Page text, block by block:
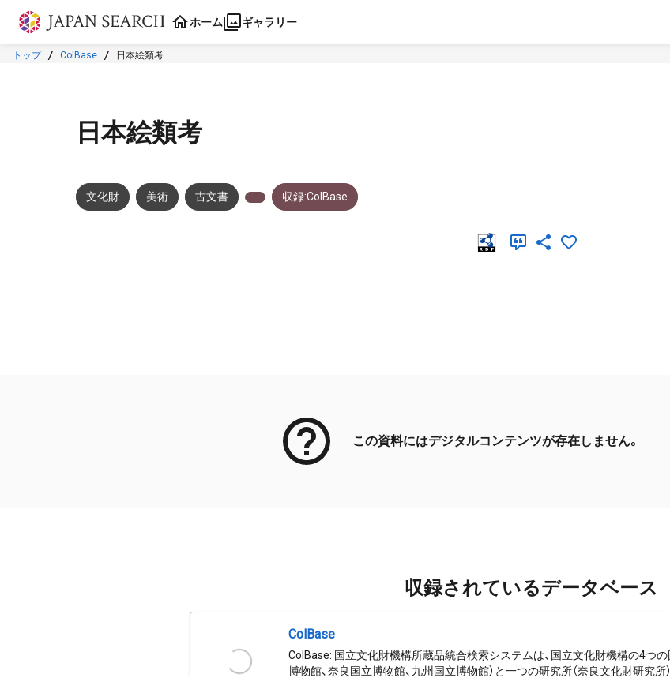
本文に飛ぶ
ホーム ギャラリー
トップ ColBase 日本絵類考
日本絵類考
文化財 美術 古文書 収録:ColBase
この資料にはデジタルコンテンツが存在しません。
収録されているデータベース
ColBase
ColBase: 国立文化財機構所蔵品統合検索システムは、国立文化財機構の4つの
博物館、奈良国立博物館、九州国立博物館）と一つの研究所（奈良文化財研究